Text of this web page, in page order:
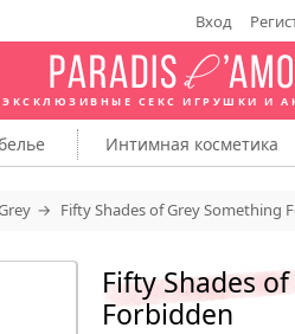
Вход
ЭКСКЛЮЗИВНЫЕ СЕКС ИГРУШКИ И
Интимная косметика
Fifty Shades of Grey Something
Fifty Shades
Forbidden